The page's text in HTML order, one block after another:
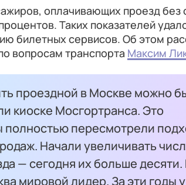
оплачивающих проезд
Таких показателей
билетных сервисов. Об этом
вопросам транспорта Максим
проездной в Москве можно
киоске Мосгортранса‎. Это
пересмотрели
Начали увеличивать
— сегодня их больше
мировой лидер. За эти годы